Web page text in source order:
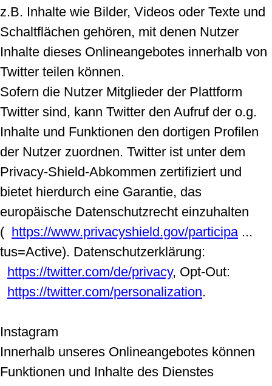
z.B. Inhalte wie Bilder, Videos oder Texte und
Schaltflächen gehören, mit denen Nutzer
Inhalte dieses Onlineangebotes innerhalb von
Twitter teilen können.
Sofern die Nutzer Mitglieder der Plattform
Twitter sind, kann Twitter den Aufruf der o.g.
Inhalte und Funktionen den dortigen Profilen
der Nutzer zuordnen. Twitter ist unter dem
Privacy-Shield-Abkommen zertifiziert und
bietet hierdurch eine Garantie, das
europäische Datenschutzrecht einzuhalten
( https://www.privacyshield.gov/participa ...
tus=Active). Datenschutzerklärung:
https://twitter.com/de/privacy, Opt-Out:
https://twitter.com/personalization.
Instagram
Innerhalb unseres Onlineangebotes können
Funktionen und Inhalte des Dienstes